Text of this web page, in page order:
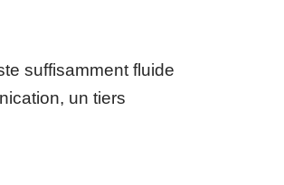
suffisamment fluide
un tiers